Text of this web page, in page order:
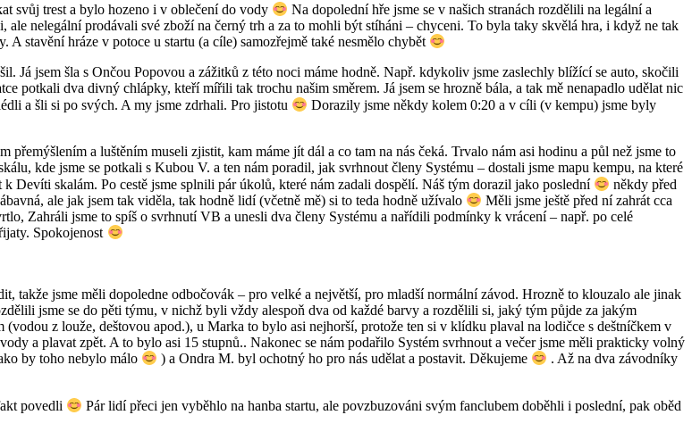
svůj trest a bylo hozeno i v oblečení do vody
Na dopolední hře jsme se v našich stranách rozdělili na legální a
nelegální prodávali své zboží na černý trh a za to mohli být stíháni – chyceni. To byla taky skvělá hra, i když ne tak
stavění hráze v potoce u startu (a cíle) samozřejmě také nesmělo chybět
Já jsem šla s Ončou Popovou a zážitků z této noci máme hodně. Např. kdykoliv jsme zaslechly blížící se auto, skočili
potkali dva divný chlápky, kteří mířili tak trochu našim směrem. Já jsem se hrozně bála, a tak mě nenapadlo udělat nic
a šli si po svých. A my jsme zdrhali. Pro jistotu
Dorazily jsme někdy kolem 0:20 a v cíli (v kempu) jsme byly
a luštěním museli zjistit, kam máme jít dál a co tam na nás čeká. Trvalo nám asi hodinu a půl než jsme to
kde jsme se potkali s Kubou V. a ten nám poradil, jak svrhnout členy Systému – dostali jsme mapu kempu, na které
Devíti skalám. Po cestě jsme splnili pár úkolů, které nám zadali dospělí. Náš tým dorazil jako poslední
někdy před
ale jak jsem tak viděla, tak hodně lidí (včetně mě) si to teda hodně užívalo
Měli jsme ještě před ní zahrát cca
Zahráli jsme to spíš o svrhnutí VB a unesli dva členy Systému a nařídili podmínky k vrácení – např. po celé
Spokojenost
takže jsme měli dopoledne odbočovák – pro velké a největší, pro mladší normální závod. Hrozně to klouzalo ale jinak
jsme se do pěti týmu, v nichž byli vždy alespoň dva od každé barvy a rozdělili si, jaký tým půjde za jakým
z louže, deštovou apod.), u Marka to bylo asi nejhorší, protože ten si v klídku plaval na lodičce s deštníčkem v
a plavat zpět. A to bylo asi 15 stupnů.. Nakonec se nám podařilo Systém svrhnout a večer jsme měli prakticky volný
by toho nebylo málo
) a Ondra M. byl ochotný ho pro nás udělat a postavit. Děkujeme
. Až na dva závodníky
povedli
Pár lidí přeci jen vyběhlo na hanba startu, ale povzbuzováni svým fanclubem doběhli i poslední, pak oběd